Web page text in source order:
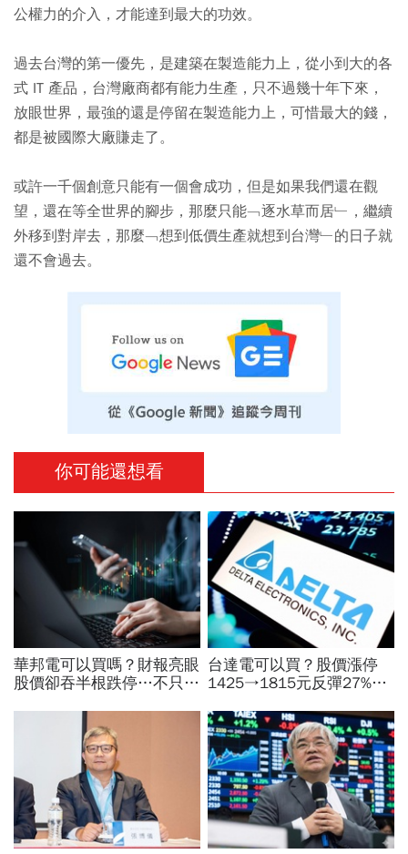
公權力的介入，才能達到最大的功效。
過去台灣的第一優先，是建築在製造能力上，從小到大的各
式 IT 產品，台灣廠商都有能力生產，只不過幾十年下來，
放眼世界，最強的還是停留在製造能力上，可惜最大的錢，
都是被國際大廠賺走了。
或許一千個創意只能有一個會成功，但是如果我們還在觀
望，還在等全世界的腳步，那麼只能﹁逐水草而居﹂，繼續
外移到對岸去，那麼﹁想到低價生產就想到台灣﹂的日子就
還不會過去。
你可能還想看
華邦電可以買嗎？財報亮眼
股價卻吞半根跌停…不只外
張利空，要抱要殺全看2重
台達電可以買？股價漲停
1425→1815元反彈27%！
目標價、散熱王牌神秘面紗
曝光